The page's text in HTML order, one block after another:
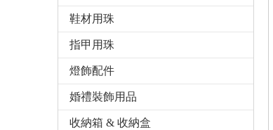
鞋材用珠
指甲用珠
燈飾配件
婚禮裝飾用品
收納箱 & 收納盒